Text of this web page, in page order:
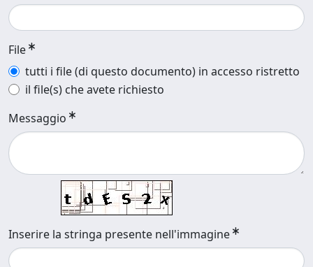
File
tutti i file (di questo documento) in accesso ristretto
il file(s) che avete richiesto
Messaggio
Inserire la stringa presente nell'immagine